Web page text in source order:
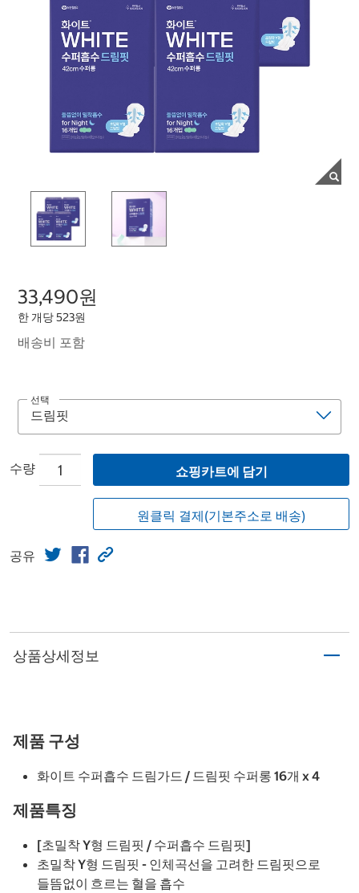
33,490원
한 개당 523원
배송비 포함
선택
수량 쇼핑카트에 담기
원클릭 결제(기본주소로 배송)
공유
상품상세정보
제품 구성
화이트 수퍼흡수 드림가드 / 드림핏 수퍼롱 16개 x 4
제품특징
[초밀착 Y형 드림핏 / 수퍼흡수 드림핏]
초밀착 Y형 드림핏 - 인체곡선을 고려한 드림핏으로
들뜸없이 흐르는 혈을 흡수